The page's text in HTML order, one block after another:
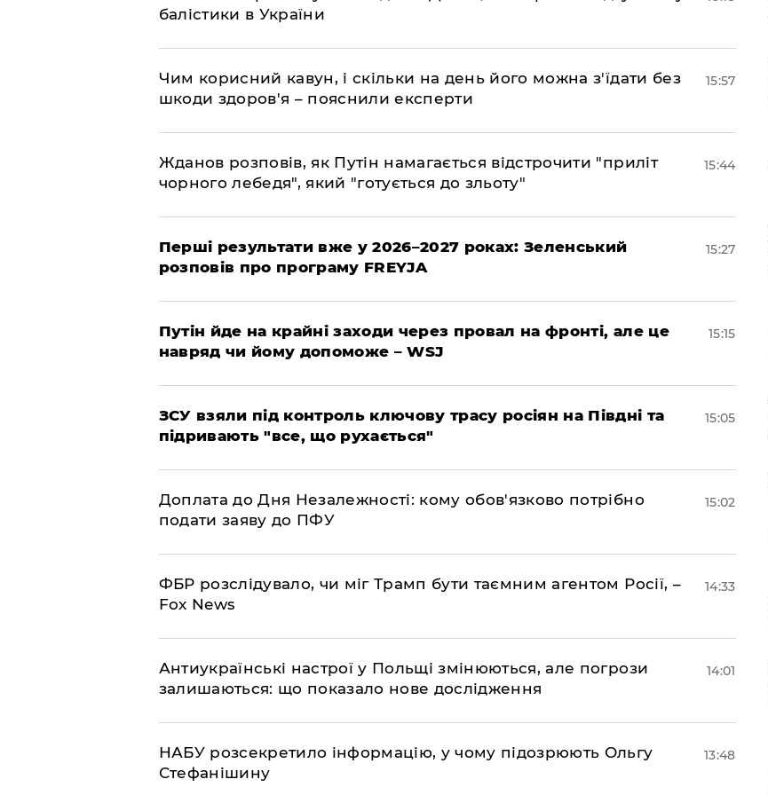
балістики в України
Чим корисний кавун, і скільки на день його можна з'їдати без
шкоди здоров'я – пояснили експерти
15:57
Жданов розповів, як Путін намагається відстрочити "приліт
чорного лебедя", який "готується до зльоту"
15:44
Перші результати вже у 2026–2027 роках: Зеленський
розповів про програму FREYJA
15:27
Путін йде на крайні заходи через провал на фронті, але це
навряд чи йому допоможе – WSJ
15:15
ЗСУ взяли під контроль ключову трасу росіян на Півдні та
підривають "все, що рухається"
15:05
Доплата до Дня Незалежності: кому обов'язково потрібно
подати заяву до ПФУ
15:02
ФБР розслідувало, чи міг Трамп бути таємним агентом Росії, –
Fox News
14:33
Антиукраїнські настрої у Польщі змінюються, але погрози
залишаються: що показало нове дослідження
14:01
НАБУ розсекретило інформацію, у чому підозрюють Ольгу
Стефанішину
13:48